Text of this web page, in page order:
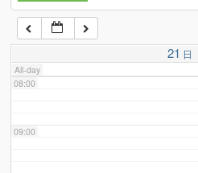
21 日
All-day
07:00
08:00
09:00